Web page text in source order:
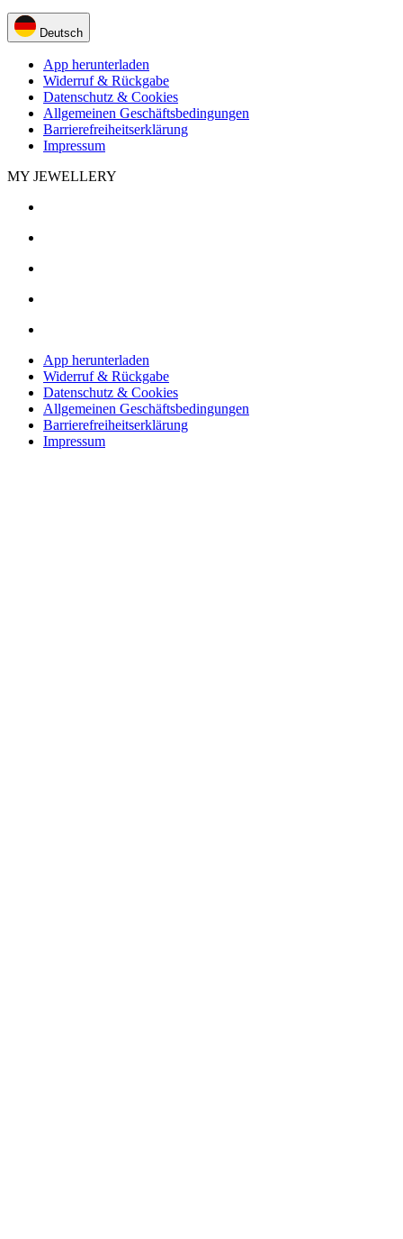
Deutsch
App herunterladen
Widerruf & Rückgabe
Datenschutz & Cookies
Allgemeinen Geschäftsbedingungen
Barrierefreiheitserklärung
Impressum
MY JEWELLERY
App herunterladen
Widerruf & Rückgabe
Datenschutz & Cookies
Allgemeinen Geschäftsbedingungen
Barrierefreiheitserklärung
Impressum